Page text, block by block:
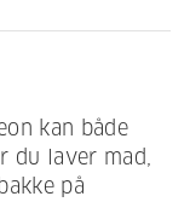
kan både
du laver mad,
på